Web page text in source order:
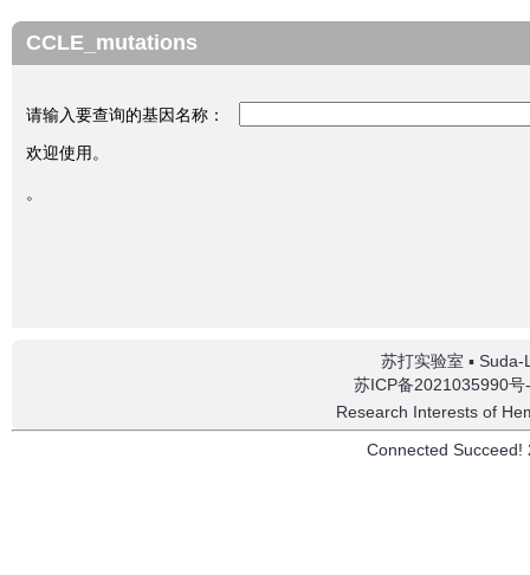
CCLE_mutations
请输入要查询的基因名称：
欢迎使用。
。
苏打实验室 ▪ Suda-
苏ICP备2021035990号
Research Interests of
Connected Succeed!